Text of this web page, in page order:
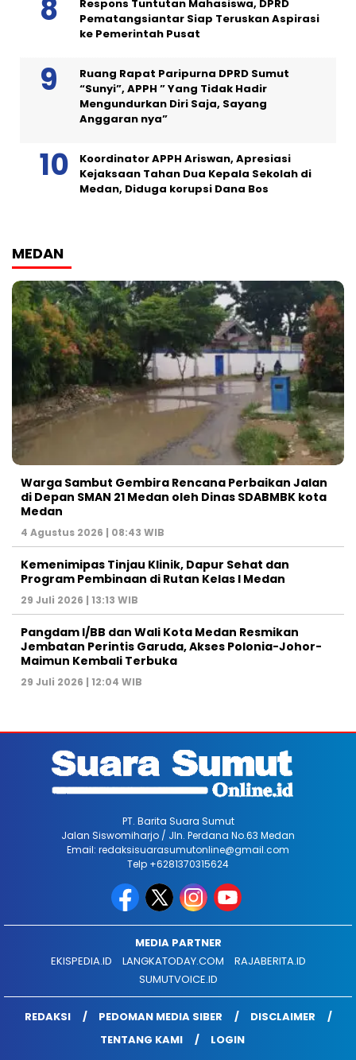
Respons Tuntutan Mahasiswa, DPRD
Pematangsiantar Siap Teruskan Aspirasi
ke Pemerintah Pusat
Ruang Rapat Paripurna DPRD Sumut
“Sunyi”, APPH ” Yang Tidak Hadir
Mengundurkan Diri Saja, Sayang
Anggaran nya”
Koordinator APPH Ariswan, Apresiasi
Kejaksaan Tahan Dua Kepala Sekolah di
Medan, Diduga korupsi Dana Bos
MEDAN
Warga Sambut Gembira Rencana Perbaikan Jalan
di Depan SMAN 21 Medan oleh Dinas SDABMBK kota
Medan
4 Agustus 2026 | 08:43 WIB
Kemenimipas Tinjau Klinik, Dapur Sehat dan
Program Pembinaan di Rutan Kelas I Medan
29 Juli 2026 | 13:13 WIB
Pangdam I/BB dan Wali Kota Medan Resmikan
Jembatan Perintis Garuda, Akses Polonia-Johor-
Maimun Kembali Terbuka
29 Juli 2026 | 12:04 WIB
PT. Barita Suara Sumut
Jalan Siswomiharjo / Jln. Perdana No.63 Medan
Email: redaksisuarasumutonline@gmail.com
Telp +6281370315624
MEDIA PARTNER
EKISPEDIA.ID
LANGKATODAY.COM
RAJABERITA.ID
SUMUTVOICE.ID
REDAKSI PEDOMAN MEDIA SIBER
DISCLAIMER
TENTANG KAMI
LOGIN